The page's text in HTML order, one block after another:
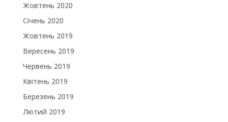
Жовтень 2020
Січень 2020
Жовтень 2019
Вересень 2019
Червень 2019
Квітень 2019
Березень 2019
Лютий 2019